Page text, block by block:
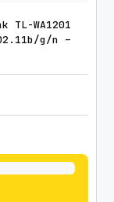
WA1201
g/n –